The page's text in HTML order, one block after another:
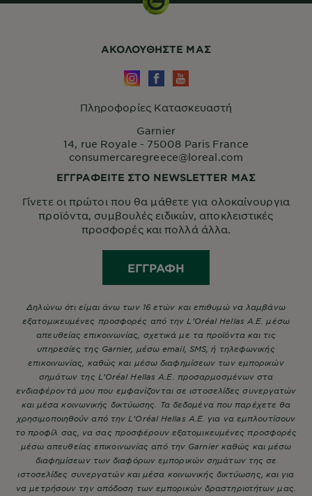
ΑΚΟΛΟΥΘHΣΤΕ ΜΑΣ
Πληροφορίες Κατασκευαστή
Garnier
14, rue Royale - 75008 Paris France
consumercaregreece@loreal.com
ΕΓΓΡΑΦΕΙΤΕ ΣΤΟ NEWSLETTER ΜΑΣ
Γίνετε οι πρώτοι που θα μάθετε για ολοκαίνουργια
προϊόντα, συμβουλές ειδικών, αποκλειστικές
προσφορές και πολλά άλλα.
ΕΓΓΡΑΦΉ
Δηλώνω ότι είμαι άνω των 16 ετών και επιθυμώ να λαμβάνω
εξατομικευμένες προσφορές από την L’Oréal Hellas A.E. μέσω
απευθείας επικοινωνίας, σχετικά με τα προϊόντα και τις
υπηρεσίες της Garnier, μέσω email, SMS, ή τηλεφωνικής
επικοινωνίας, καθώς και μέσω διαφημίσεων των εμπορικών
σημάτων της L’Oréal Hellas A.E. προσαρμοσμένων στα
ενδιαφέροντά μου που εμφανίζονται σε ιστοσελίδες συνεργατών
και μέσα κοινωνικής δικτύωσης. Τα δεδομένα που παρέχετε θα
χρησιμοποιηθούν από την L’Oréal Hellas A.E. για να εμπλουτίσουν
το προφίλ σας, να σας προσφέρουν εξατομικευμένες προσφορές
μέσω απευθείας επικοινωνίας από την Garnier καθώς και μέσω
διαφημίσεων των διαφόρων εμπορικών σημάτων της σε
ιστοσελίδες συνεργατών και μέσα κοινωνικής δικτύωσης, και για
να μετρήσουν την απόδοση των εμπορικών δραστηριοτήτων μας.